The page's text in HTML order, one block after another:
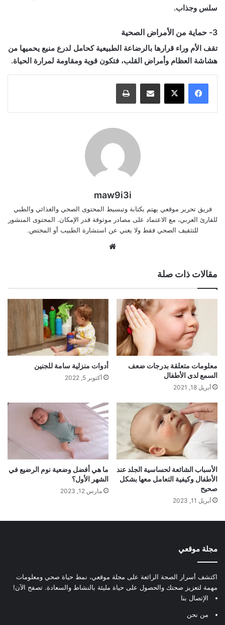
سلس وجذاب.
3- حماية من الأمراض الصحية
تقف الأم وراء قرارها بالرضاعة الطبيعية كحامل لدرع منيع يحميها من
هشاشة العظام وأمراض القلب، فتكون قوية ومقاومة لمرارة الحياة.
مشاركة عبر البريد طباعة
maw9i3i
فريق تحرير موقعي يهتم بكتابة وتبسيط المحتوى الصحي والغذائي والطبي
للقارئ العربي، مع الاعتماد على مصادر موثوقة قدر الإمكان. المحتوى المنشور
للتثقيف الصحي فقط ولا يغني عن استشارة الطبيب أو المختص.
مقالات ذات صلة
معلومات متعلقة بدرجات ضعف
السمع لدى الأطفال
أبريل 18, 2021
أدوات منزلية سامة للجنين
أكتوبر 5, 2022
الأسباب الشائعة لحساسية الجلد عند
الأطفال وكيفية التعامل معها بشكل
صحيح
أبريل 11, 2023
ما هي أفضل وضعية نوم الرضيع في
الشهر الأول؟
مارس 12, 2023
مجلة موقعي
اكتشف أسرار الصحة الرائعة على مجلة موقعي، نمط حياة صحي ومعلومات
مهمة لتعزيز صحتك والحصول على حياة مليئة بالنشاط والسعادة. تصفح الآن!
الإتصال بنا
من نحن